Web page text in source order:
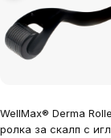
WellMax® Derma
ролка за скалп с